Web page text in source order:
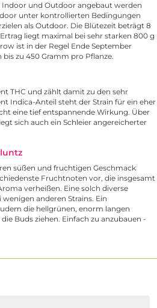
Indoor und Outdoor angebaut werden
unter kontrollierten Bedingungen
als Outdoor. Die Blütezeit beträgt 8
liegt maximal bei sehr starken 800 g
ist in der Regel Ende September
zu 450 Gramm pro Pflanze.
THC und zählt damit zu den sehr
Indica-Anteil steht der Strain für ein eher
eine tief entspannende Wirkung. Über
sich auch ein Schleier angereicherter
süßen und fruchtigen Geschmack
Fruchtnoten vor, die insgesamt
verheißen. Eine solch diverse
anderen Strains. Ein
die hellgrünen, enorm langen
Buds ziehen. Einfach zu anzubauen -